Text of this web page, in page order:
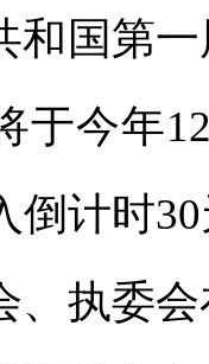
和国第
于今年
倒计时
、执委